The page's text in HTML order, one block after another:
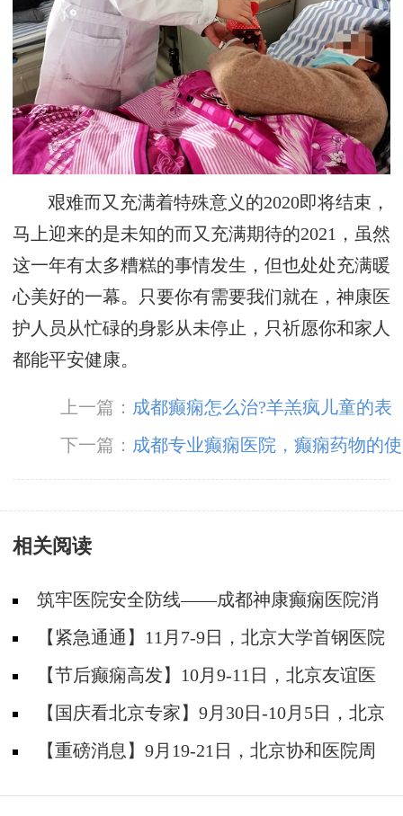
艰难而又充满着特殊意义的2020即将结束，
马上迎来的是未知的而又充满期待的2021，虽然
这一年有太多糟糕的事情发生，但也处处充满暖
心美好的一幕。只要你有需要我们就在，神康医
护人员从忙碌的身影从未停止，只祈愿你和家人
都能平安健康。
上一篇： 成都癫痫怎么治?羊羔疯儿童的表
现症状?下一篇： 成都专业癫痫医院，癫痫药物的使
用原则有哪些?
相关阅读
筑牢医院安全防线——成都神康癫痫医院消
防安全培训纪实
【紧急通通】11月7-9日，北京大学首钢医院
神经内科胡颖教授亲临成都会诊，破解癫痫疑难
【节后癫痫高发】10月9-11日，北京友谊医
院陈葵博士免费会诊+治疗援助，破解癫痫难
题！
【国庆看北京专家】9月30日-10月5日，北京
天坛&首钢医院两大专家蓉城亲诊+癫痫大额救
【重磅消息】9月19-21日，北京协和医院周